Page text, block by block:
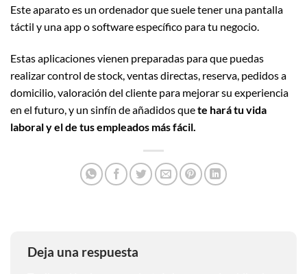
Este aparato es un ordenador que suele tener una pantalla
táctil y una app o software específico para tu negocio.
Estas aplicaciones vienen preparadas para que puedas
realizar control de stock, ventas directas, reserva, pedidos a
domicilio, valoración del cliente para mejorar su experiencia
en el futuro, y un sinfín de añadidos quete hará tu vida
laboral y el de tus empleados más fácil.
Deja una respuesta